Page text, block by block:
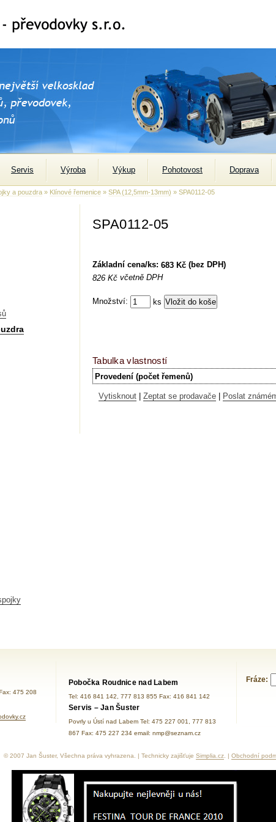
Servis Výroba Výkup Pohotovost Doprava
a pouzdra » Klínové řemenice » SPA (12,5mm-13mm) » SPA0112-05
SPA0112-05
Základní cena/ks: 683 Kč (bez DPH)
826 Kč včetně DPH
Množství: ks
Tabulka vlastností
Provedení (počet řemenů)
Vytisknout Zeptat se prodavače Poslat
475 208
Pobočka Roudnice nad Labem
Tel: 416 841 142, 777 813 855 Fax: 416 841 142
Servis – Jan Šuster
Povrly u Ústí nad Labem Tel: 475 227 001, 777 813
867 Fax: 475 227 234 email: nmp@seznam.cz
Fráze:
© 2007 Jan Šuster, Všechna práva vyhrazena. | Technicky zajišťuje Simplia.cz . | Obchodní